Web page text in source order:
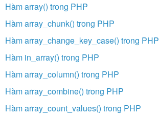
Hàm array() trong PHP
Hàm array_chunk() trong PHP
Hàm array_change_key_case() trong PHP
Hàm in_array() trong PHP
Hàm array_column() trong PHP
Hàm array_combine() trong PHP
Hàm array_count_values() trong PHP